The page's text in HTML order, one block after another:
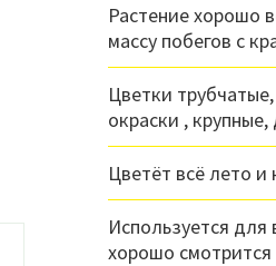
Растение хорошо
массу побегов с
Цветки
окраски ,
Цветёт всё лето
Используется для
хорошо смотрится